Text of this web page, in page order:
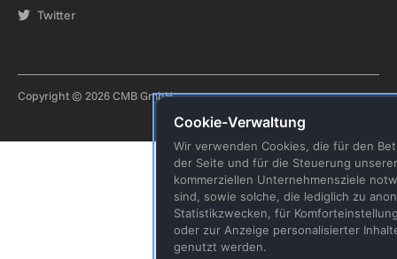
Twitter
Copyright © 2026 CMB GmbH
Cookie-Verwaltung
Wir verwenden Cookies, die für den
der Seite und für die Steuerung unserer
kommerziellen Unternehmensziele
sind, sowie solche, die lediglich zu
Statistikzwecken, für
oder zur Anzeige personalisierter
genutzt werden.